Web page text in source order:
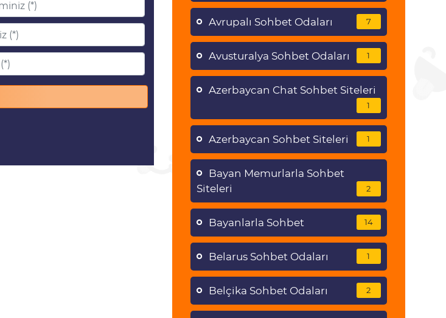
Avrupalı Sohbet Odaları 7
Avusturalya Sohbet Odaları 1
Azerbaycan Chat Sohbet Siteleri
1
Azerbaycan Sohbet Siteleri 1
Bayan Memurlarla Sohbet
Siteleri
2
Bayanlarla Sohbet 14
Belarus Sohbet Odaları 1
Belçika Sohbet Odaları 2